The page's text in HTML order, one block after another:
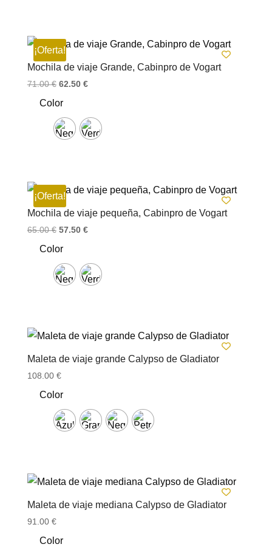
¡Oferta!
Mochila de viaje Grande, Cabinpro de Vogart
71.00€ El
era:
71.00 €.
62.50 €El
es:
62.50 €.
Color
¡Oferta!
Mochila de viaje pequeña, Cabinpro de Vogart
65.00€ El
era:
65.00 €.
57.50 €El
es:
57.50 €.
Color
Maleta de viaje grande Calypso de Gladiator
108.00 €
Color
Maleta de viaje mediana Calypso de Gladiator
91.00 €
Color